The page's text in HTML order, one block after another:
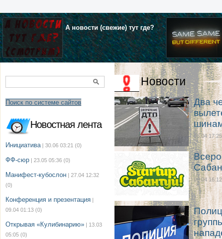
А новости (свежие) тут где?
Поиск по системе сайтов
Новостная лента
Инициатива | 30.06 03:21 (0)
ФФ-сюр | 23.05 05:36 (0)
Манифест-кубослон | 27.04 12:32
(0)
Конференция и презентация |
09.04 01:13 (0)
Открывая «Кулибинарию» | 13.03
05:05 (0)
Новости
Два
06.04 17:25
06.04 16:12